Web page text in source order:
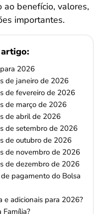
benefício, valores,
importantes.
2026
de janeiro de 2026
de fevereiro de 2026
de março de 2026
de abril de 2026
de setembro de 2026
de outubro de 2026
de novembro de 2026
de dezembro de 2026
pagamento do Bolsa
e adicionais para 2026?
Família?